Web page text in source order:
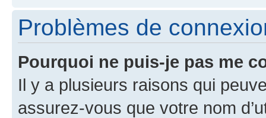
Problèmes de
Pourquoi ne puis-je pas me
Il y a plusieurs raisons qui
assurez-vous que votre nom